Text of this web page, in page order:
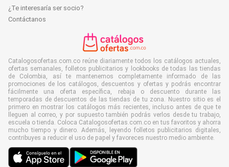
¿Te interesaría ser socio?
Contáctanos
Catalogosofertas.com.co reúne diariamente todos los catálogos actuales,
ofertas semanales, folletos publicitarios y lookbooks de todas las tiendas
de Colombia, así te mantenemos completamente informado de las
promociones de los catálogos, descuentos y ofertas y podrás encontrar
fácilmente una oferta específica, rebaja o descuento durante las
temporadas de descuentos de las tiendas de tu zona. Nuestro sitio es el
primero en mostrar los catálogos más recientes, incluso antes de que te
lleguen al correo, y por supuesto también podrás verlos desde tu trabajo,
escuela o tienda. Coloca Catalogosofertas.com.co en tus favoritos y ahorra
mucho tiempo y dinero. Además, leyendo folletos publicitarios digitales,
contribuyes a reducir el uso de papel y favoreces nuestro medio ambiente.